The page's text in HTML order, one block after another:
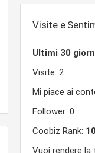
Visite e